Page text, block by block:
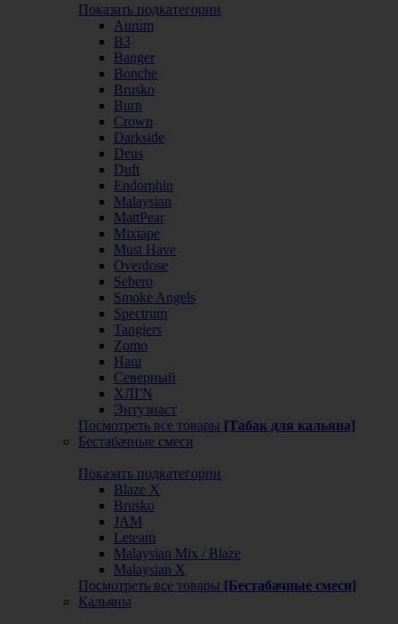
Показать подкатегории
Aurum
B3
Banger
Bonche
Brusko
Burn
Crown
Darkside
Deus
Duft
Endorphin
Malaysian
MattPear
Mixtape
Must Have
Overdose
Sebero
Smoke Angels
Spectrum
Tangiers
Zomo
Наш
Северный
ХЛГN
Энтузиаст
Посмотреть все товары [Табак для кальяна]
Бестабачные смеси
Показать подкатегории
Blaze X
Brusko
JAM
Leteam
Malaysian Mix / Blaze
Malaysian X
Посмотреть все товары [Бестабачные смеси]
Кальяны